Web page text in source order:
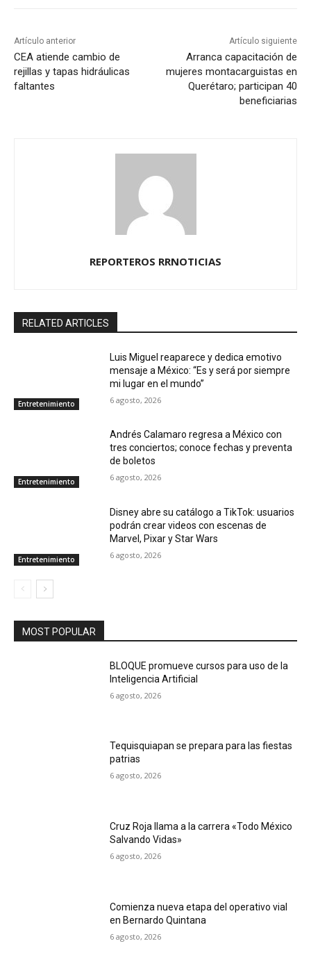
Artículo anterior
CEA atiende cambio de
rejillas y tapas hidráulicas
faltantes
Artículo siguiente
Arranca capacitación de
mujeres montacarguistas en
Querétaro; participan 40
beneficiarias
REPORTEROS RRNOTICIAS
RELATED ARTICLES
Entretenimiento
Luis Miguel reaparece y dedica emotivo
mensaje a México: “Es y será por siempre
mi lugar en el mundo”
6 agosto, 2026
Entretenimiento
Andrés Calamaro regresa a México con
tres conciertos; conoce fechas y preventa
de boletos
6 agosto, 2026
Entretenimiento
Disney abre su catálogo a TikTok: usuarios
podrán crear videos con escenas de
Marvel, Pixar y Star Wars
6 agosto, 2026
MOST POPULAR
BLOQUE promueve cursos para uso de la
Inteligencia Artificial
6 agosto, 2026
Tequisquiapan se prepara para las fiestas
patrias
6 agosto, 2026
Cruz Roja llama a la carrera «Todo México
Salvando Vidas»
6 agosto, 2026
Comienza nueva etapa del operativo vial
en Bernardo Quintana
6 agosto, 2026